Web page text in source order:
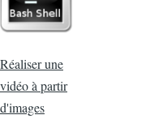
Réaliser une
vidéo à partir
d'images